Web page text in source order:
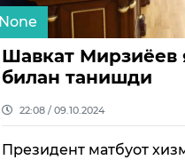
None
Шавкат Мирзиёев
билан танишди
22:08 / 09.10.2024
Президент матбуот